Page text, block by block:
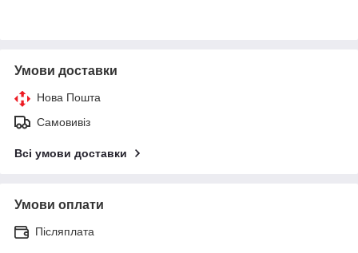
Умови доставки
Нова Пошта
Самовивіз
Всі умови доставки
Умови оплати
Післяплата